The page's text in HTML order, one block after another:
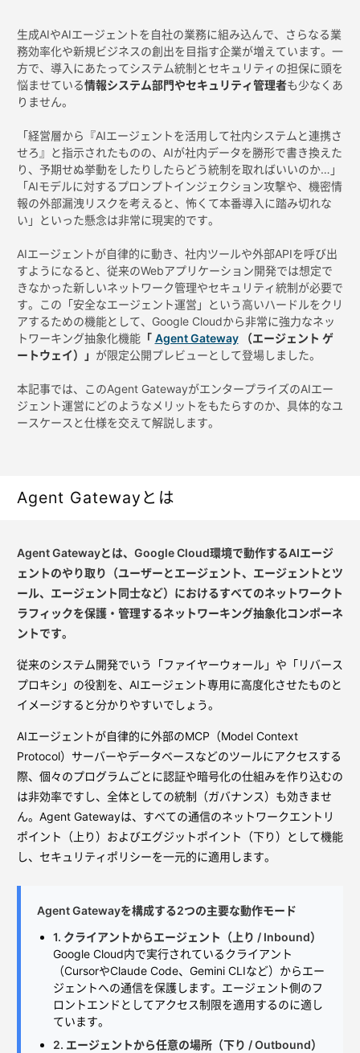
生成AIやAIエージェントを自社の業務に組み込んで、さらなる業
務効率化や新規ビジネスの創出を目指す企業が増えています。一
方で、導入にあたってシステム統制とセキュリティの担保に頭を
悩ませている情報システム部門やセキュリティ管理者も少なくあ
りません。
「経営層から『AIエージェントを活用して社内システムと連携さ
せろ』と指示されたものの、AIが社内データを勝形で書き換えた
り、予期せぬ挙動をしたりしたらどう統制を取ればいいのか…」
「AIモデルに対するプロンプトインジェクション攻撃や、機密情
報の外部漏洩リスクを考えると、怖くて本番導入に踏み切れな
い」といった懸念は非常に現実的です。
AIエージェントが自律的に動き、社内ツールや外部APIを呼び出
すようになると、従来のWebアプリケーション開発では想定で
きなかった新しいネットワーク管理やセキュリティ統制が必要で
す。この「安全なエージェント運営」という高いハードルをクリ
アするための機能として、Google Cloudから非常に強力なネッ
トワーキング抽象化機能 「 Agent Gateway
（エージェント ゲ
ートウェイ）」 が限定公開プレビューとして登場しました。
本記事では、このAgent GatewayがエンタープライズのAIエー
ジェント運営にどのようなメリットをもたらすのか、具体的なユ
ースケースと仕様を交えて解説します。
Agent Gatewayとは
Agent Gatewayとは、Google Cloud環境で動作するAIエージ
ェントのやり取り（ユーザーとエージェント、エージェントとツ
ール、エージェント同士など）におけるすべてのネットワークト
ラフィックを保護・管理するネットワーキング抽象化コンポーネ
ントです。
従来のシステム開発でいう「ファイヤーウォール」や「リバース
プロキシ」の役割を、AIエージェント専用に高度化させたものと
イメージすると分かりやすいでしょう。
AIエージェントが自律的に外部のMCP（Model Context
Protocol）サーバーやデータベースなどのツールにアクセスする
際、個々のプログラムごとに認証や暗号化の仕組みを作り込むの
は非効率ですし、全体としての統制（ガバナンス）も効きませ
ん。Agent Gatewayは、すべての通信のネットワークエントリ
ポイント（上り）およびエグジットポイント（下り）として機能
し、セキュリティポリシーを一元的に適用します。
Agent Gatewayを構成する2つの主要な動作モード
1. クライアントからエージェント（上り / Inbound）
Google Cloud内で実行されているクライアント
（CursorやClaude Code、Gemini CLIなど）からエー
ジェントへの通信を保護します。エージェント側のフ
ロントエンドとしてアクセス制限を適用するのに適し
ています。
2. エージェントから任意の場所（下り / Outbound）